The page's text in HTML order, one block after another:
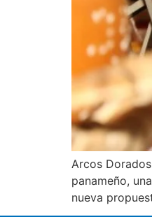
Arcos
panameño,
nueva